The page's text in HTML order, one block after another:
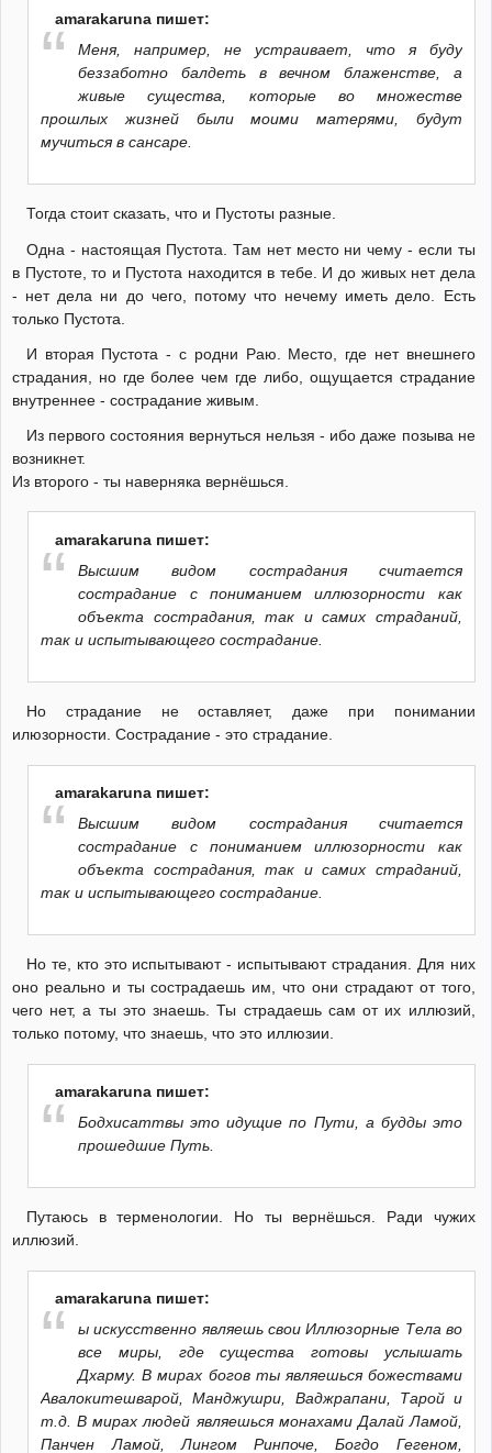
amarakaruna пишет:
Меня, например, не устраивает, что я буду
беззаботно балдеть в вечном блаженстве, а
живые существа, которые во множестве
прошлых жизней были моими матерями, будут
мучиться в сансаре.
Тогда стоит сказать, что и Пустоты разные.
Одна - настоящая Пустота. Там нет место ни чему - если ты
в Пустоте, то и Пустота находится в тебе. И до живых нет дела
- нет дела ни до чего, потому что нечему иметь дело. Есть
только Пустота.
И вторая Пустота - с родни Раю. Место, где нет внешнего
страдания, но где более чем где либо, ощущается страдание
внутреннее - сострадание живым.
Из первого состояния вернуться нельзя - ибо даже позыва не
возникнет.
Из второго - ты наверняка вернёшься.
amarakaruna пишет:
Высшим видом сострадания считается
сострадание с пониманием иллюзорности как
объекта сострадания, так и самих страданий,
так и испытывающего сострадание.
Но страдание не оставляет, даже при понимании
илюзорности. Сострадание - это страдание.
amarakaruna пишет:
Высшим видом сострадания считается
сострадание с пониманием иллюзорности как
объекта сострадания, так и самих страданий,
так и испытывающего сострадание.
Но те, кто это испытывают - испытывают страдания. Для них
оно реально и ты сострадаешь им, что они страдают от того,
чего нет, а ты это знаешь. Ты страдаешь сам от их иллюзий,
только потому, что знаешь, что это иллюзии.
amarakaruna пишет:
Бодхисаттвы это идущие по Пути, а будды это
прошедшие Путь.
Путаюсь в терменологии. Но ты вернёшься. Ради чужих
иллюзий.
amarakaruna пишет:
ы искусственно являешь свои Иллюзорные Тела во
все миры, где существа готовы услышать
Дхарму. В мирах богов ты являешься божествами
Авалокитешварой, Манджушри, Ваджрапани, Тарой и
т.д. В мирах людей являешься монахами Далай Ламой,
Панчен Ламой, Лингом Ринпоче, Богдо Гегеном,